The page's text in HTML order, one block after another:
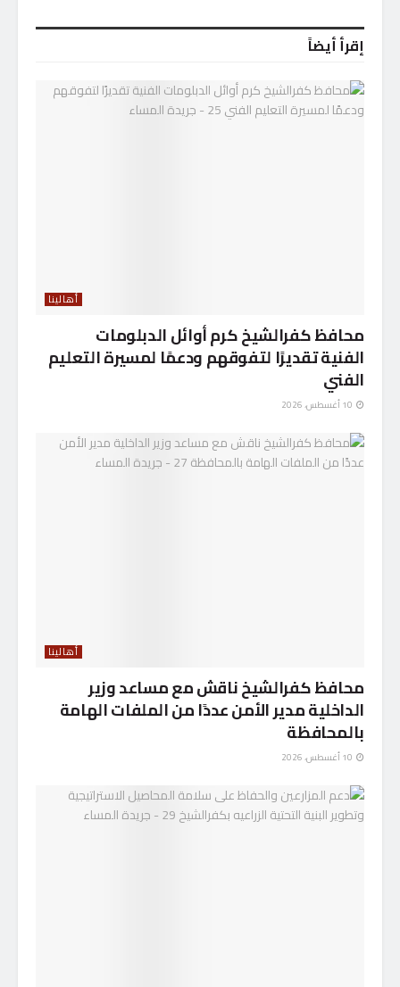
إقرأ أيضاً
أهالينا
محافظ كفرالشيخ كرم أوائل الدبلومات
الفنية تقديرًا لتفوقهم ودعمًا لمسيرة التعليم
الفني
أهالينا
محافظ كفرالشيخ ناقش مع مساعد وزير
الداخلية مدير الأمن عددًا من الملفات الهامة
بالمحافظة